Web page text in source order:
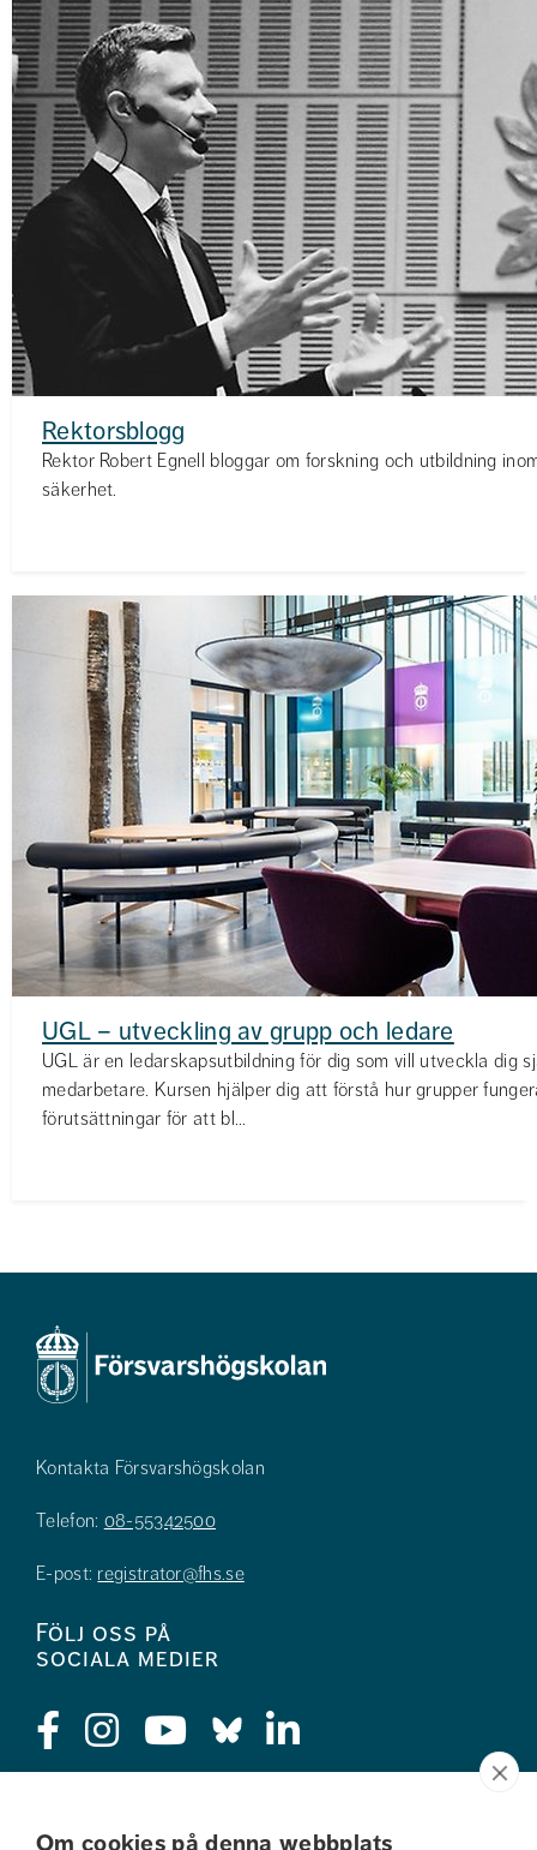
Om cookies på denna webbplats
Rektorsblogg
Rektor Robert Egnell bloggar om forskning och utbildning
säkerhet.
UGL – utveckling av grupp och ledare
UGL är en ledarskapsutbildning för dig som vill utveckla dig
medarbetare. Kursen hjälper dig att förstå hur grupper
förutsättningar för att bl...
Kontakta Försvarshögskolan
Telefon: 08-55342500
E-post: registrator@fhs.se
Följ oss på
sociala medier